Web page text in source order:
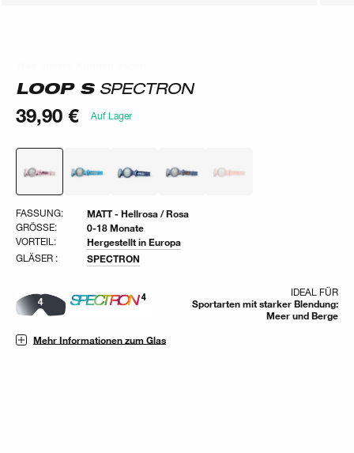
LOOP SSPECTRON
39,90 € Auf Lager
FASSUNG: MATT - Hellrosa / Rosa
GRÖSSE: 0-18 Monate
VORTEIL: Hergestellt in Europa
GLÄSER : SPECTRON
IDEAL FÜR
Sportarten mit starker Blendung:
Meer und Berge
Mehr Informationen zum Glas